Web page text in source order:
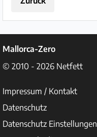
Mallorca-Zero
© 2010 - 2026 Netfett
Impressum / Kontakt
Datenschutz
Datenschutz Einstellungen